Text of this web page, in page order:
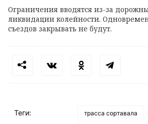
Ограничения вводятся из-за
ликвидации колейности.
съездов закрывать не будут.
Теги: трасса сортавала